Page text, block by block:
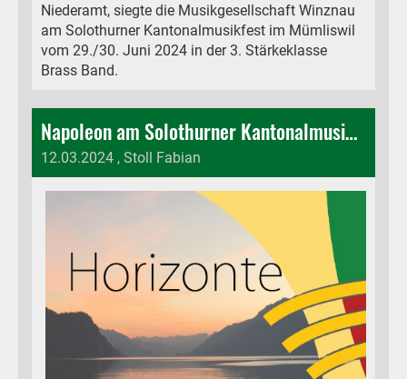
Niederamt, siegte die Musikgesellschaft Winznau
am Solothurner Kantonalmusikfest im Mümliswil
vom 29./30. Juni 2024 in der 3. Stärkeklasse
Brass Band.
Napoleon am Solothurner Kantonalmusikfest
12.03.2024 , Stoll Fabian